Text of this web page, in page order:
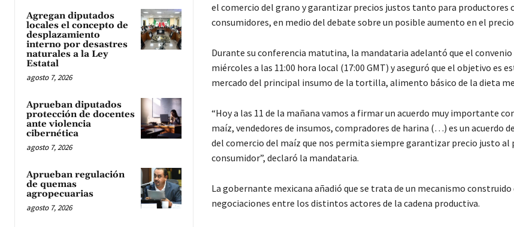
Agregan diputados
locales el concepto de
desplazamiento
interno por desastres
naturales a la Ley
Estatal
agosto 7, 2026
Aprueban diputados
protección de docentes
ante violencia
cibernética
agosto 7, 2026
Aprueban regulación
de quemas
agropecuarias
agosto 7, 2026
el comercio del grano y garantizar precios justos tanto para productores
consumidores, en medio del debate sobre un posible aumento en el
Durante su conferencia matutina, la mandataria adelantó que el
miércoles a las 11:00 hora local (17:00 GMT) y aseguró que el objetivo es
mercado del principal insumo de la tortilla, alimento básico de la dieta
“Hoy a las 11 de la mañana vamos a firmar un acuerdo muy importante
maíz, vendedores de insumos, compradores de harina (…) es un acuerdo
del comercio del maíz que nos permita siempre garantizar precio justo al
consumidor”, declaró la mandataria.
La gobernante mexicana añadió que se trata de un mecanismo construido
negociaciones entre los distintos actores de la cadena productiva.